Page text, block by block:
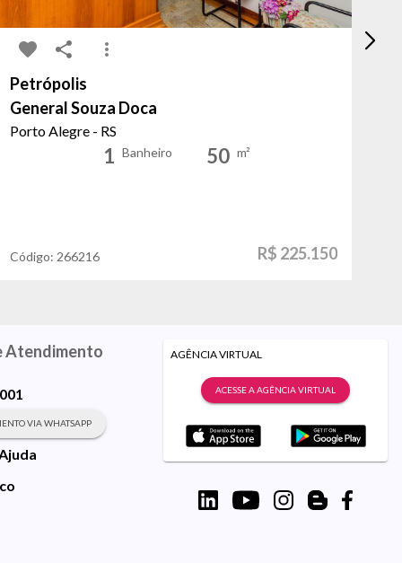
Petrópolis
General Souza Doca
Porto Alegre - RS
1 Banheiro 50 m²
Código: 266216 R$ 225.150
Atendimento
VIA WHATSAPP
AGÊNCIA VIRTUAL
ACESSE A AGÊNCIA VIRTUAL